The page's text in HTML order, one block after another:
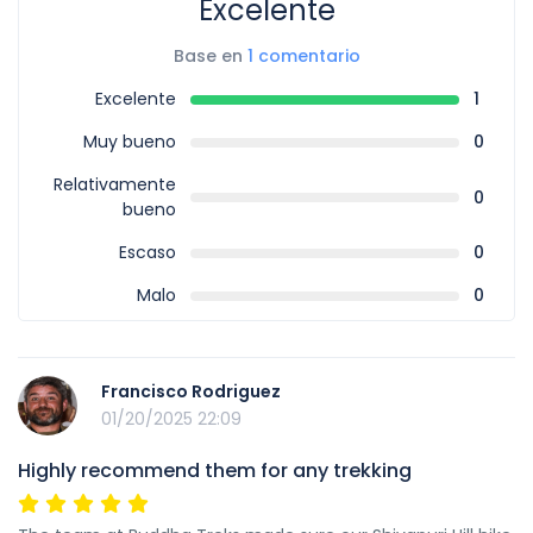
Excelente
Base en 1 comentario
Excelente
1
Muy bueno
0
Relativamente
bueno
0
Escaso
0
Malo
0
Francisco Rodriguez
01/20/2025 22:09
Highly recommend them for any trekking